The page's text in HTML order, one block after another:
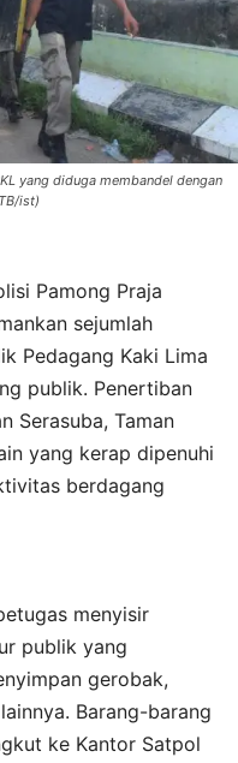
yang diduga membandel dengan
ist)
Pamong Praja
sejumlah
Pedagang Kaki Lima
publik. Penertiban
Serasuba, Taman
yang kerap dipenuhi
berdagang
menyisir
publik yang
gerobak,
Barang-barang
ke Kantor Satpol